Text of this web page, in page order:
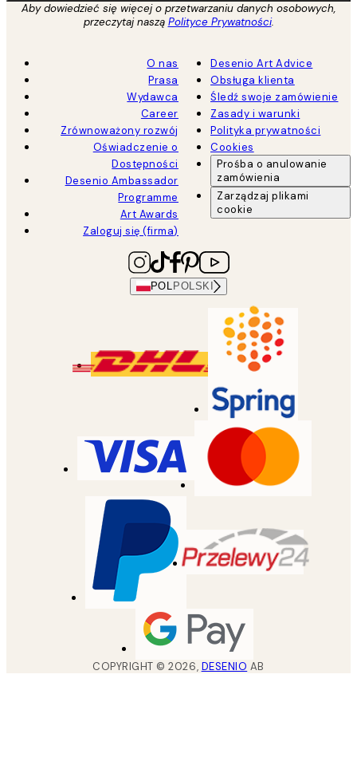
Aby dowiedzieć się więcej o przetwarzaniu danych osobowych,
przeczytaj naszą Polityce Prywatności.
O nas
Prasa
Wydawca
Career
Zrównoważony rozwój
Oświadczenie o
Dostępności
Desenio Ambassador
Programme
Art Awards
Zaloguj się (firma)
Desenio Art Advice
Obsługa klienta
Śledź swoje zamówienie
Zasady i warunki
Polityka prywatności
Cookies
Prośba o anulowanie
zamówienia
Zarządzaj plikami
cookie
POL POLSKI
COPYRIGHT ©2026, DESENIO AB